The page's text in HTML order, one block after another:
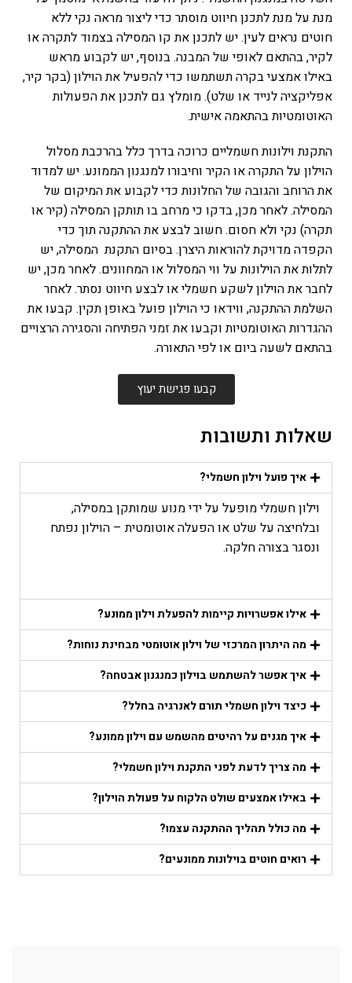
מנת על מנת לתכנן חיווט מוסתר כדי ליצור מראה נקי ללא
חוטים נראים לעין. יש לתכנן את קו המסילה בצמוד לתקרה או
לקיר, בהתאם לאופי של המבנה. בנוסף, יש לקבוע מראש
באילו אמצעי בקרה תשתמשו כדי להפעיל את הוילון (בקר קיר,
אפליקציה לנייד או שלט). מומלץ גם לתכנן את הפעולות
האוטומטיות בהתאמה אישית.
התקנת וילונות חשמליים כרוכה בדרך כלל בהרכבת מסלול
הוילון על התקרה או הקיר וחיבורו למנגנון הממונע.יש למדוד
את הרוחב והגובה של החלונות כדי לקבוע את המיקום של
המסילה. לאחר מכן, בדקו כי מרחב בו תותקן המסילה (קיר או
תקרה) נקי ולא חסום. חשוב לבצע את ההתקנה תוך כדי
הקפדה מדויקת להוראות היצרן.בסיום התקנת המסילה, יש
לתלות את הוילונות על ווי המסלול או המחוונים. לאחר מכן, יש
לחבר את הוילון לשקע חשמלי או לבצע חיווט נסתר.לאחר
השלמת ההתקנה, ווידאו כי הוילון פועל באופן תקין. קבעו את
ההגדרות האוטומטיות וקבעו את זמני הפתיחה והסגירה הרצויים
בהתאם לשעה ביום או לפי התאורה.
קבעו פגישת יעוץ
שאלות ותשובות
איך פועל וילון חשמלי?
וילון חשמלי מופעל על ידי מנוע שמותקן במסילה,
ובלחיצה על שלט או הפעלה אוטומטית – הוילון נפתח
ונסגר בצורה חלקה.
אילו אפשרויות קיימות להפעלת וילון ממונע?
מה היתרון המרכזי של וילון אוטומטי מבחינת נוחות?
איך אפשר להשתמש בוילון כמנגנון אבטחה?
כיצד וילון חשמלי תורם לאנרגיה בחלל?
איך מגנים על רהיטים מהשמש עם וילון ממונע?
מה צריך לדעת לפני התקנת וילון חשמלי?
באילו אמצעים שולט הלקוח על פעולת הוילון?
מה כולל תהליך ההתקנה עצמו?
רואים חוטים בוילונות ממונעים?